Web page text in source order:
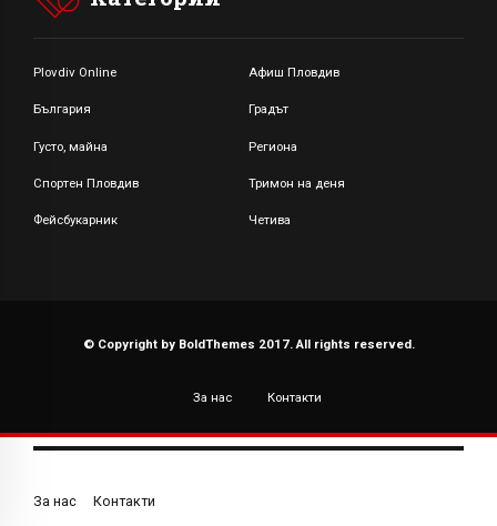
Plovdiv Online Афиш Пловдив
България Градът
Густо, майна Региона
Спортен Пловдив Тримон на деня
Фейсбукарник Четива
© Copyright by BoldThemes 2017. All rights reserved.
За нас Контакти
За нас Контакти